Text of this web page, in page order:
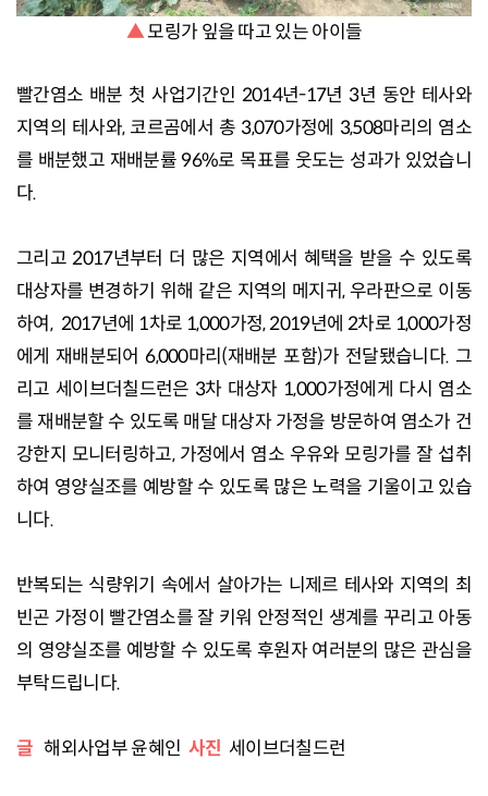
▲모링가 잎을 따고 있는 아이들
빨간염소 배분 첫 사업기간인 2014년-17년 3년 동안 테사와
지역의 테사와, 코르곰에서 총 3,070가정에 3,508마리의 염소
를 배분했고 재배분률 96%로 목표를 웃도는 성과가 있었습니
다.
그리고 2017년부터 더 많은 지역에서 혜택을 받을 수 있도록
대상자를 변경하기 위해 같은 지역의 메지귀, 우라판으로 이동
하여, 2017년에 1차로 1,000가정, 2019년에 2차로 1,000가정
에게 재배분되어 6,000마리(재배분 포함)가 전달됐습니다. 그
리고 세이브더칠드런은 3차 대상자 1,000가정에게 다시 염소
를 재배분할 수 있도록 매달 대상자 가정을 방문하여 염소가 건
강한지 모니터링하고, 가정에서 염소 우유와 모링가를 잘 섭취
하여 영양실조를 예방할 수 있도록 많은 노력을 기울이고 있습
니다.
반복되는 식량위기 속에서 살아가는 니제르 테사와 지역의 최
빈곤 가정이 빨간염소를 잘 키워 안정적인 생계를 꾸리고 아동
의 영양실조를 예방할 수 있도록 후원자 여러분의 많은 관심을
부탁드립니다.
글 해외사업부 윤혜인 사진 세이브더칠드런